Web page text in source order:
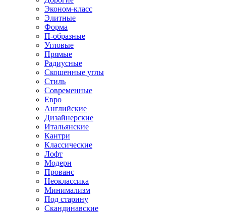
Эконом-класс
Элитные
Форма
П-образные
Угловые
Прямые
Радиусные
Скошенные углы
Стиль
Современные
Евро
Английские
Дизайнерские
Итальянские
Кантри
Классические
Лофт
Модерн
Прованс
Неоклассика
Минимализм
Под старину
Скандинавские